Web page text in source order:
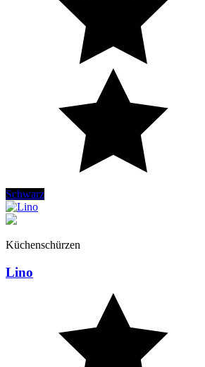
Schwarz
Küchenschürzen
Lino